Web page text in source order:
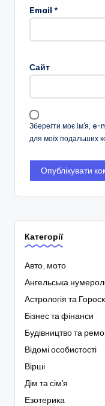
Email *
Сайт
Зберегти моє ім'я, e-
для моїх подальших
Категорії
Авто, мото
Ангельська
Астрологія та
Бізнес та фінанси
Будівництво та
Відомі особистості
Вірші
Дім та сім'я
Езотерика